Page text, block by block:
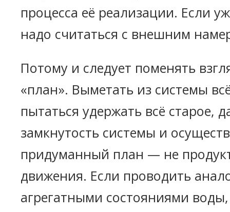
процесса её реализации. Если
надо считаться с внешним
Потому и следует поменять
«план». Выметать из системы
пытаться удержать всё старое,
замкнутость системы и
придуманный план — не
движения. Если проводить
агрегатными состояниями